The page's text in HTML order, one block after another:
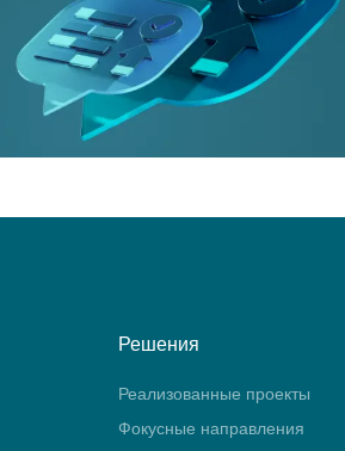
Решения
Реализованные проекты
Фокусные направления